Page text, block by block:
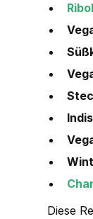
Diese